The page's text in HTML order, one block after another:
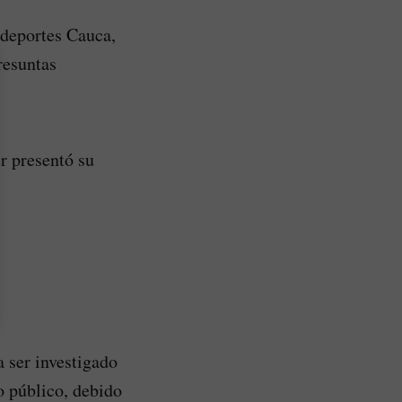
Cauca,
presentó su
ser investigado
público, debido